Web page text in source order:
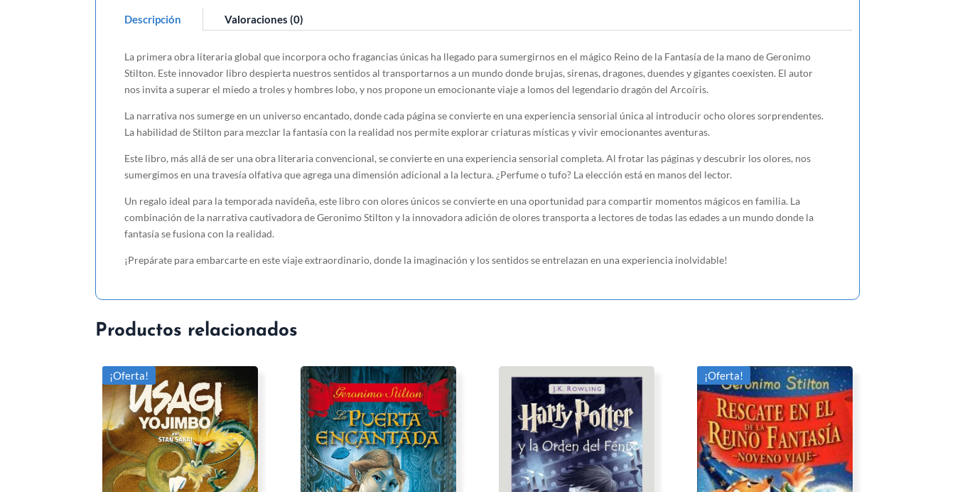
Descripción Valoraciones (0)
La primera obra literaria global que incorpora ocho fragancias únicas ha llegado para sumergirnos en el mágico Reino de la Fantasía de la mano de Geronimo
Stilton. Este innovador libro despierta nuestros sentidos al transportarnos a un mundo donde brujas, sirenas, dragones, duendes y gigantes coexisten. El autor
nos invita a superar el miedo a troles y hombres lobo, y nos propone un emocionante viaje a lomos del legendario dragón del Arcoíris.
La narrativa nos sumerge en un universo encantado, donde cada página se convierte en una experiencia sensorial única al introducir ocho olores sorprendentes.
La habilidad de Stilton para mezclar la fantasía con la realidad nos permite explorar criaturas místicas y vivir emocionantes aventuras.
Este libro, más allá de ser una obra literaria convencional, se convierte en una experiencia sensorial completa. Al frotar las páginas y descubrir los olores, nos
sumergimos en una travesía olfativa que agrega una dimensión adicional a la lectura. ¿Perfume o tufo? La elección está en manos del lector.
Un regalo ideal para la temporada navideña, este libro con olores únicos se convierte en una oportunidad para compartir momentos mágicos en familia. La
combinación de la narrativa cautivadora de Geronimo Stilton y la innovadora adición de olores transporta a lectores de todas las edades a un mundo donde la
fantasía se fusiona con la realidad.
¡Prepárate para embarcarte en este viaje extraordinario, donde la imaginación y los sentidos se entrelazan en una experiencia inolvidable!
Productos relacionados
¡Oferta! ¡Oferta!